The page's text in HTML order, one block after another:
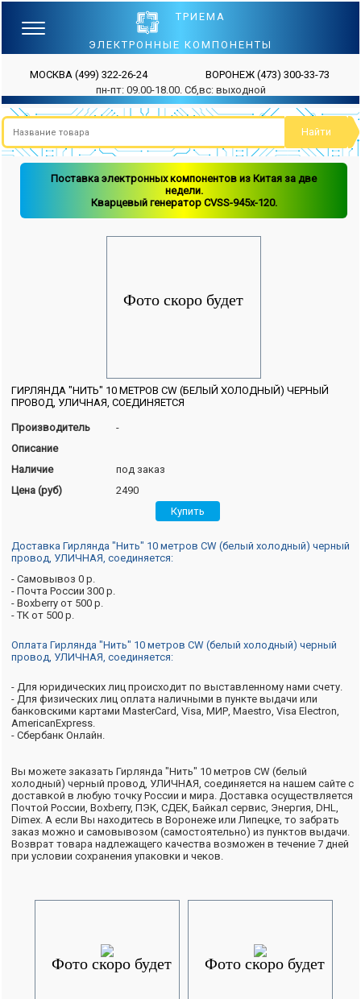
ТРИЕМА
ЭЛЕКТРОННЫЕ КОМПОНЕНТЫ
МОСКВА (499) 322-26-24 ВОРОНЕЖ (473) 300-33-73
пн-пт: 09.00-18.00. Сб,вс: выходной
Поставка электронных компонентов из Китая за две
недели.
Кварцевый генератор CVSS-945x-120.
ГИРЛЯНДА "НИТЬ" 10 МЕТРОВ CW (БЕЛЫЙ ХОЛОДНЫЙ) ЧЕРНЫЙ
ПРОВОД, УЛИЧНАЯ, СОЕДИНЯЕТСЯ
Производитель
-
Описание
Наличие
под заказ
Цена (руб)
2490
Доставка Гирлянда "Нить" 10 метров CW (белый холодный) черный
провод, УЛИЧНАЯ, соединяется:
- Самовывоз 0 р.
- Почта России 300 р.
- Boxberry от 500 р.
- ТК от 500 р.
Оплата Гирлянда "Нить" 10 метров CW (белый холодный) черный
провод, УЛИЧНАЯ, соединяется:
- Для юридических лиц происходит по выставленному нами счету.
- Для физических лиц оплата наличными в пункте выдачи или
банковскими картами MasterCard, Visa, МИР, Maestro, Visa Electron,
AmericanExpress.
- Сбербанк Онлайн.
Вы можете заказать Гирлянда "Нить" 10 метров CW (белый
холодный) черный провод, УЛИЧНАЯ, соединяется на нашем сайте с
доставкой в любую точку России и мира. Доставка осуществляется
Почтой России, Boxberry, ПЭК, СДЕК, Байкал сервис, Энергия, DHL,
Dimex. А если Вы находитесь в Воронеже или Липецке, то забрать
заказ можно и самовывозом (самостоятельно) из пунктов выдачи.
Возврат товара надлежащего качества возможен в течение 7 дней
при условии сохранения упаковки и чеков.